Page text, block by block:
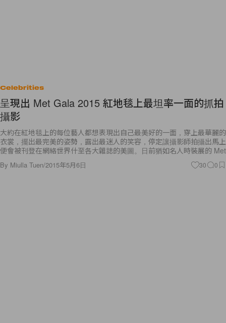
Celebrities
呈現出 Met Gala 2015 紅地毯上最坦率一面的抓拍
攝影
大約在紅地毯上的每位藝人都想表現出自己最美好的一面，穿上最華麗的
衣裳，擺出最完美的姿勢，露出最迷人的笑容，停定讓攝影師拍攝出馬上
便會被刊登在網絡世界什至各大雜誌的美圖。日前猶如名人時裝展的 Met
By Miulla Tuen/2015年5月6日 30 0